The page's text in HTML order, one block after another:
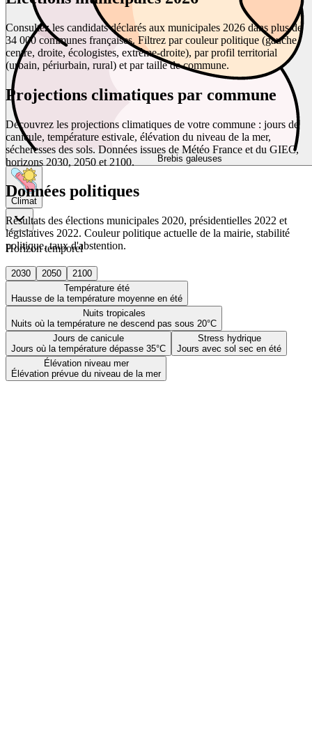
Brebis galeuses
Climat
Horizon temporel
2030 2050
2100
Température été
Hausse de la température moyenne en été
Nuits tropicales
Nuits où la température ne descend pas sous 20°C
Jours de canicule
Jours où la température dépasse 35°C
Stress hydrique
Jours avec sol sec en été
Élévation niveau mer
Élévation prévue du niveau de la mer
Consultez les candidats déclarés aux municipales 2026 dans plus de
34 000 communes françaises. Filtrez par couleur politique (gauche,
centre, droite, écologistes, extrême-droite), par profil territorial
(urbain, périurbain, rural) et par taille de commune.
Projections climatiques par commune
Découvrez les projections climatiques de votre commune : jours de
canicule, température estivale, élévation du niveau de la mer,
sécheresses des sols. Données issues de Météo France et du GIEC,
horizons 2030, 2050 et 2100.
Données politiques
Résultats des élections municipales 2020, présidentielles 2022 et
législatives 2022. Couleur politique actuelle de la mairie, stabilité
politique, taux d'abstention.